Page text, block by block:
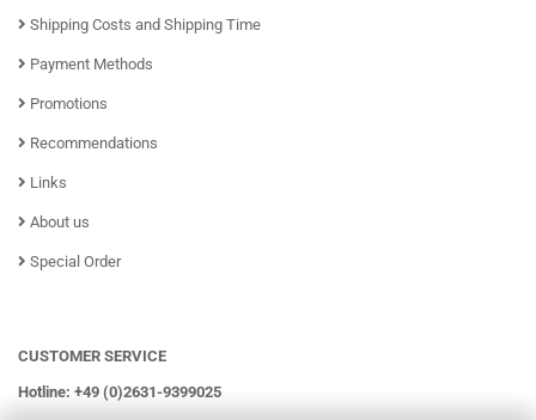
Shipping Costs and Shipping Time
Payment Methods
Promotions
Recommendations
Links
About us
Special Order
CUSTOMER SERVICE
Hotline: +49 (0)2631-9399025